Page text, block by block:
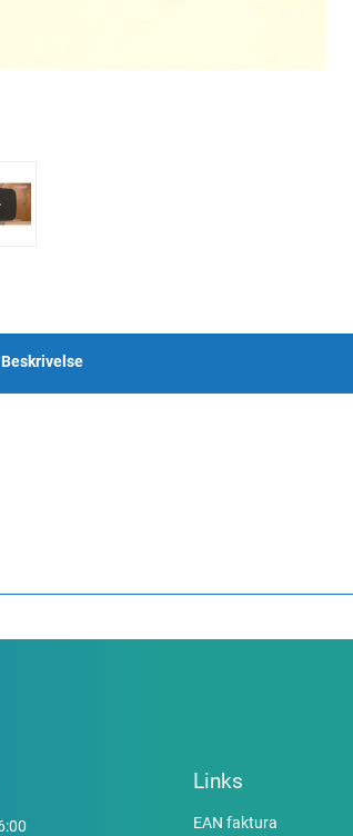
Beskrivelse
Links
EAN faktura